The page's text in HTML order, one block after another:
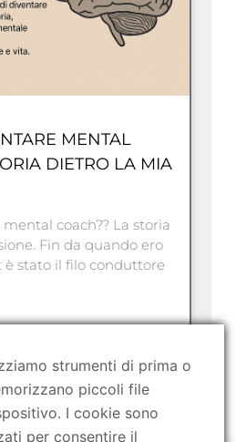
MENTAL
DIETRO LA MIA
coach?? La storia
Fin da quando ero
è stato il filo conduttore
strumenti di prima o
piccoli file
I cookie sono
per consentire il